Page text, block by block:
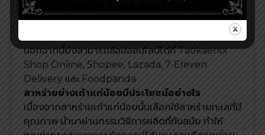
ทั่วประเทศ อาทิ ร้านเถ้าแก่น้อยแลนด์, Makro, CJ
Express, 7-Eleven, Lotus’s, FamilyMart,
นอกจากนี้ยังสามารถช้อปออนไลน์ได้ที่ Taokaenoi
Shop Online, Shopee, Lazada, 7-Eleven
Delivery และ Foodpanda
สาหร่ายย่างเถ้าแก่น้อยมีประโยชน์อย่างไร
เนื่องจากสาหร่ายเถ้าแก่น้อยนั้นเลือกใช้สาหร่ายทะเลที่มี
คุณภาพ นำมาผ่านกรรมวิธีการผลิตที่ทันสมัย ทำให้